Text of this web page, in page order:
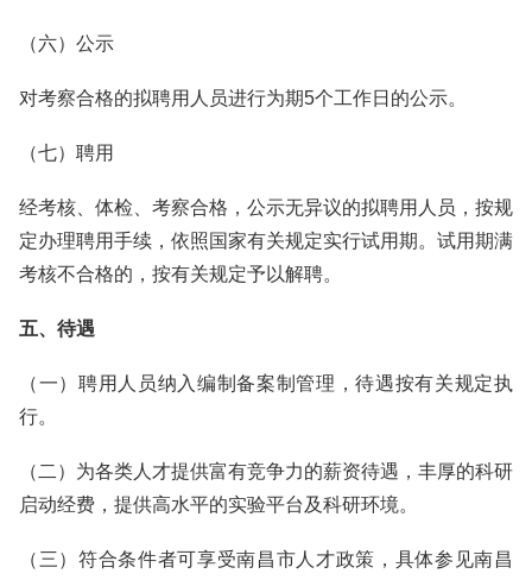
（六）公示
对考察合格的拟聘用人员进行为期5个工作日的公示。
（七）聘用
经考核、体检、考察合格，公示无异议的拟聘用人员，按规
定办理聘用手续，依照国家有关规定实行试用期。试用期满
考核不合格的，按有关规定予以解聘。
五、待遇
（一）聘用人员纳入编制备案制管理，待遇按有关规定执
行。
（二）为各类人才提供富有竞争力的薪资待遇，丰厚的科研
启动经费，提供高水平的实验平台及科研环境。
（三）符合条件者可享受南昌市人才政策，具体参见南昌